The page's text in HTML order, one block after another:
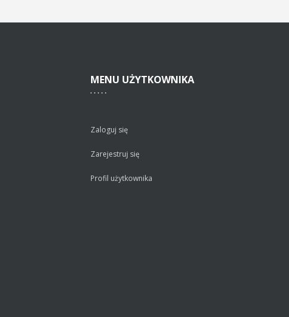
MENU UŻYTKOWNIKA
Zaloguj się
Zarejestruj się
Profil użytkownika